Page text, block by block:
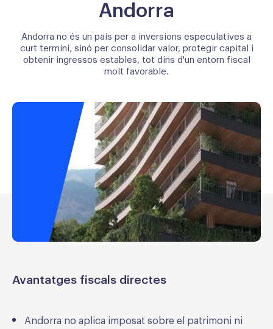
Andorra
Andorra no és un país per a inversions especulatives a
curt termini, sinó per consolidar valor, protegir capital i
obtenir ingressos estables, tot dins d'un entorn fiscal
molt favorable.
Avantatges fiscals directes
Andorra no aplica imposat sobre el patrimoni ni